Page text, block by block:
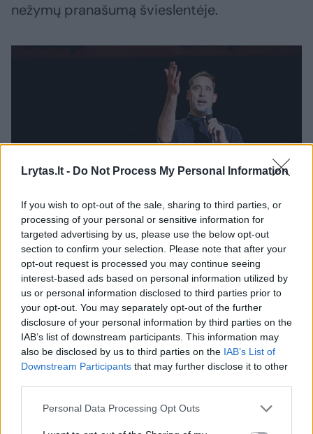
Lrytas.lt - Do Not Process My Personal Information
If you wish to opt-out of the sale, sharing to third parties, or
processing of your personal or sensitive information for
targeted advertising by us, please use the below opt-out
section to confirm your selection. Please note that after your
opt-out request is processed you may continue seeing
interest-based ads based on personal information utilized by
us or personal information disclosed to third parties prior to
your opt-out. You may separately opt-out of the further
disclosure of your personal information by third parties on the
IAB’s list of downstream participants. This information may
also be disclosed by us to third parties on the IAB’s List of
Downstream Participants that may further disclose it to other
Personal Data Processing Opt Outs
nežymų pranašumą švieslentėje.
Daugiau nuotraukų (7)
Chuckas Eidsonas
T.Bauro nuotr.
Trečiajame kėlinyje vilniečiai įjungė aukštesnę
pavarą ir ketvirtį laimėjo rezultatu 27:10. Nors
žalgiriečiai sugebėjo lemiamame kėlinyje
įmesti 29 taškus, tai nesutrukdė Rimo
Kurtinaičio treniruojamai komandai švęsti